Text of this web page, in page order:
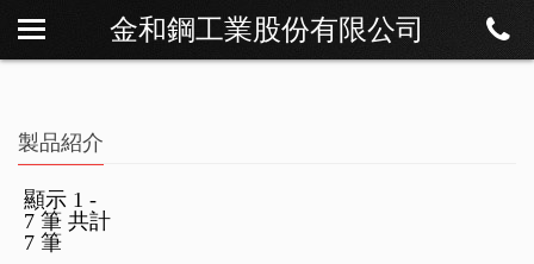
金和鋼工業股份有限公司
私たちについて
製品紹介
連絡方法
製品紹介
顯示 1 -
7 筆 共計
7 筆